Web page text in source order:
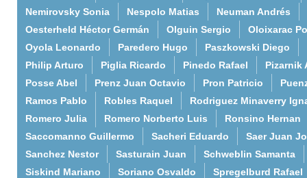
Nemirovsky Sonia
Nespolo Matias
Neuman Andrés
Oesterheld Héctor Germán
Olguin Sergio
Oloixarac
Oyola Leonardo
Paredero Hugo
Paszkowski Diego
Philip Arturo
Piglia Ricardo Pinedo Rafael
Pizarnik
Posse Abel
Prenz Juan Octavio Pron Patricio
Ramos Pablo
Robles Raquel
Rodriguez Minaverry
Romero Julia
Romero Norberto Luis
Ronsino Hernan
Saccomanno Guillermo
Sacheri Eduardo
Saer Juan
Sanchez Nestor
Sasturain Juan
Schweblin Samanta
Siskind Mariano
Soriano Osvaldo
Spregelburd Rafael